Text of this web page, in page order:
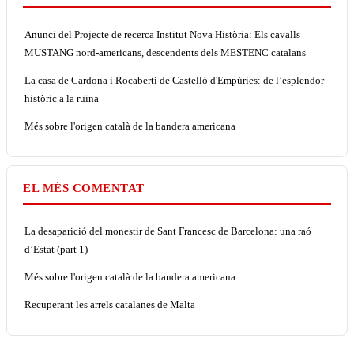
Anunci del Projecte de recerca Institut Nova Història: Els cavalls
MUSTANG nord-americans, descendents dels MESTENC catalans
La casa de Cardona i Rocabertí de Castelló d'Empúries: de l’esplendor
històric a la ruïna
Més sobre l'origen català de la bandera americana
EL MÉS COMENTAT
La desaparició del monestir de Sant Francesc de Barcelona: una raó
d’Estat (part 1)
Més sobre l'origen català de la bandera americana
Recuperant les arrels catalanes de Malta